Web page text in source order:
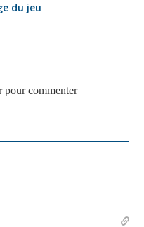
du jeu
pour commenter